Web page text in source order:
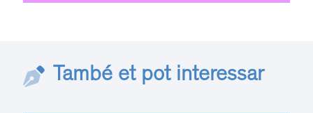
També et pot interessar